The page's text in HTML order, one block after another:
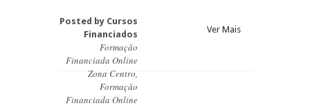
Posted by Cursos
Financiados
Formação
Financiada Online
Zona Centro,
Formação
Financiada Online
Ver Mais